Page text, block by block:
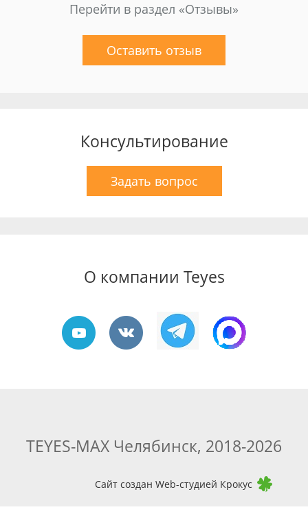
Перейти в раздел «Отзывы»
Оставить отзыв
Консультирование
Задать вопрос
О компании Teyes
TEYES-MAX Челябинск, 2018-2026
Сайт создан Web-студией Крокус